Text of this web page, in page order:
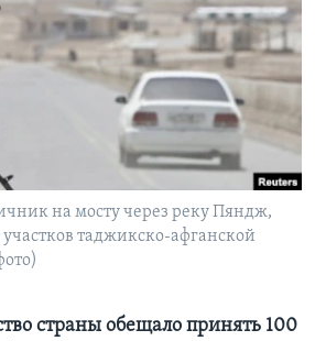
на мосту через реку Пяндж,
таджикско-афганской
страны обещало принять 100